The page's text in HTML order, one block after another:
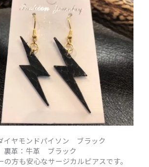
イヤモンドパイソン ブラック
裏革：牛革 ブラック
の方も安心なサージカルピアスです。